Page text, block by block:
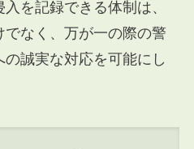
を記録できる体制は、
なく、万が一の際の警
誠実な対応を可能にし